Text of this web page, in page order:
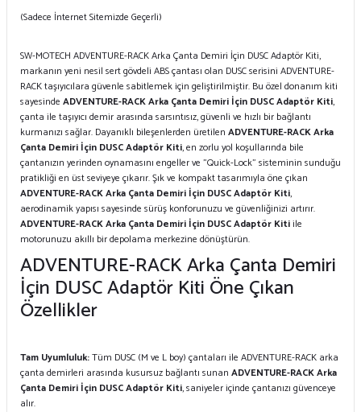
(Sadece İnternet Sitemizde Geçerli)
SW-MOTECH ADVENTURE-RACK Arka Çanta Demiri İçin DUSC Adaptör Kiti,
markanın yeni nesil sert gövdeli ABS çantası olan DUSC serisini ADVENTURE-
RACK taşıyıcılara güvenle sabitlemek için geliştirilmiştir. Bu özel donanım kiti
sayesinde ADVENTURE-RACK Arka Çanta Demiri İçin DUSC Adaptör Kiti,
çanta ile taşıyıcı demir arasında sarsıntısız, güvenli ve hızlı bir bağlantı
kurmanızı sağlar. Dayanıklı bileşenlerden üretilen ADVENTURE-RACK Arka
Çanta Demiri İçin DUSC Adaptör Kiti, en zorlu yol koşullarında bile
çantanızın yerinden oynamasını engeller ve "Quick-Lock" sisteminin sunduğu
pratikliği en üst seviyeye çıkarır. Şık ve kompakt tasarımıyla öne çıkan
ADVENTURE-RACK Arka Çanta Demiri İçin DUSC Adaptör Kiti,
aerodinamik yapısı sayesinde sürüş konforunuzu ve güvenliğinizi artırır.
ADVENTURE-RACK Arka Çanta Demiri İçin DUSC Adaptör Kitiile
motorunuzu akıllı bir depolama merkezine dönüştürün.
ADVENTURE-RACK Arka Çanta Demiri
İçin DUSC Adaptör Kiti Öne Çıkan
Özellikler
Tam Uyumluluk:Tüm DUSC (M ve L boy) çantaları ile ADVENTURE-RACK arka
çanta demirleri arasında kusursuz bağlantı sunan ADVENTURE-RACK Arka
Çanta Demiri İçin DUSC Adaptör Kiti, saniyeler içinde çantanızı güvenceye
alır.